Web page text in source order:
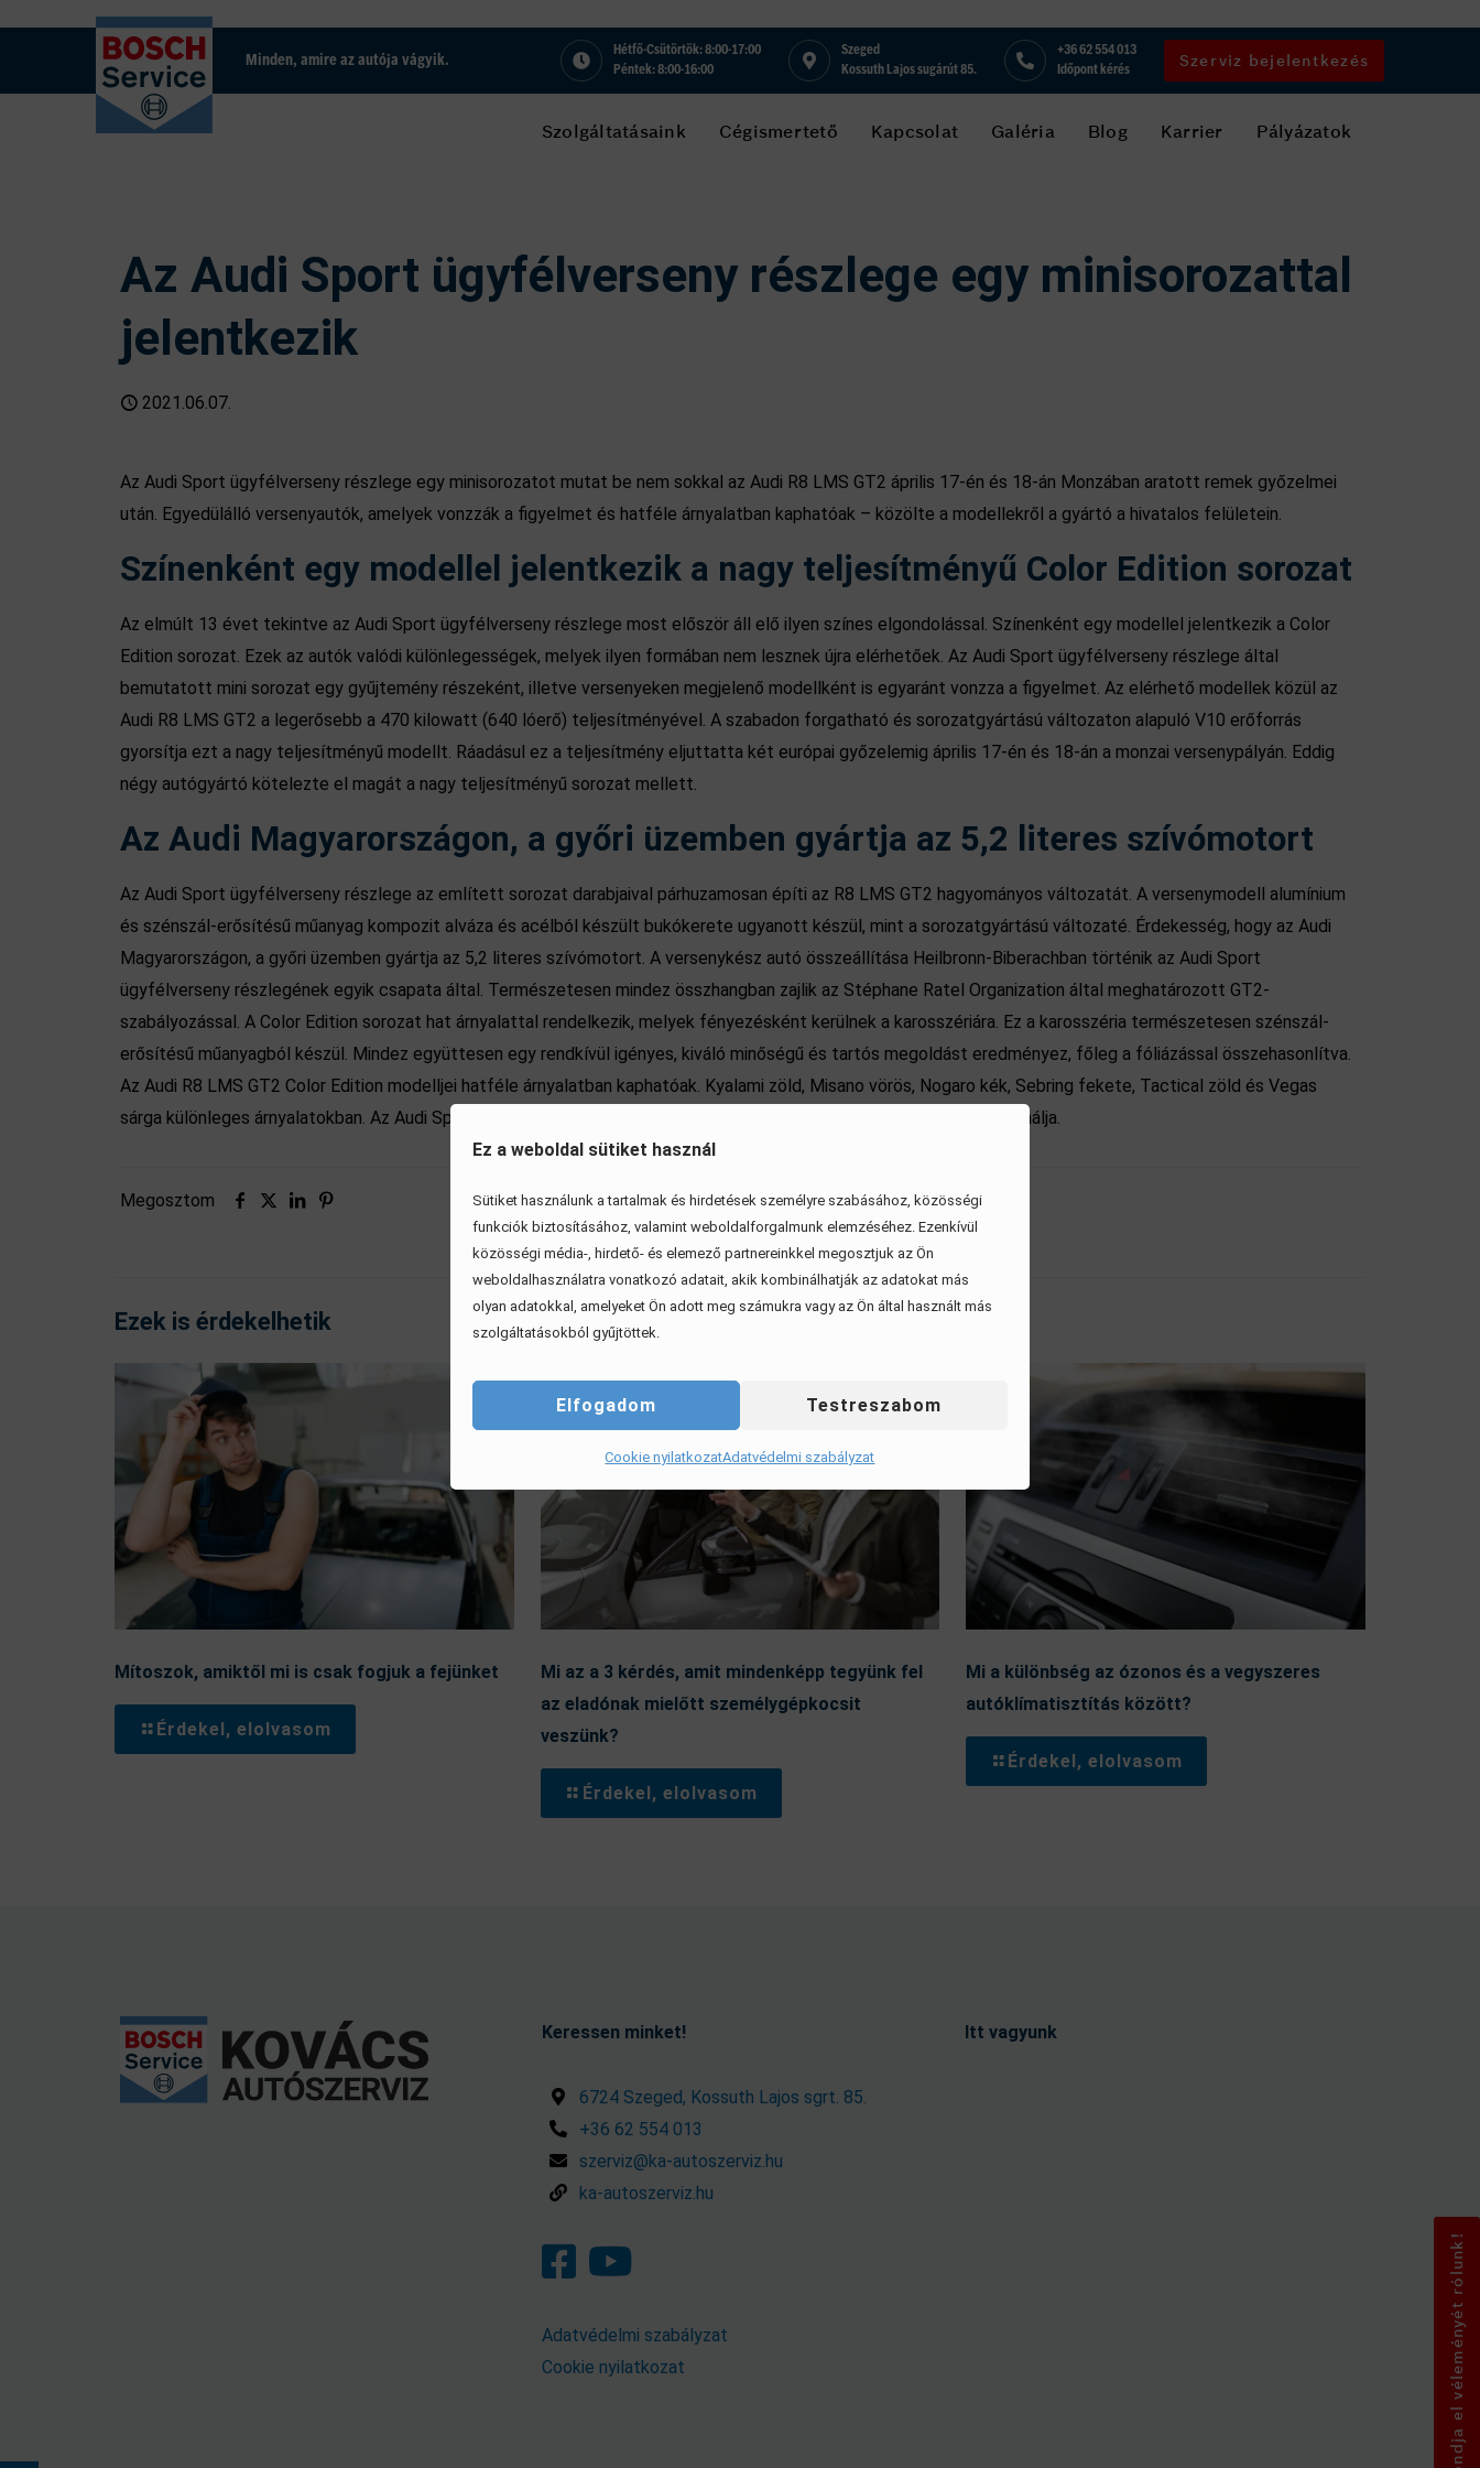
Ez a weboldal sütiket használ
Sütiket használunk a tartalmak és hirdetések személyre szabásához, közösségi
funkciók biztosításához, valamint weboldalforgalmunk elemzéséhez. Ezenkívül
közösségi média-, hirdető- és elemező partnereinkkel megosztjuk az Ön
weboldalhasználatra vonatkozó adatait, akik kombinálhatják az adatokat más
olyan adatokkal, amelyeket Ön adott meg számukra vagy az Ön által használt más
szolgáltatásokból gyűjtöttek.
Elfogadom Testreszabom
Cookie nyilatkozatAdatvédelmi szabályzat
Minden, amire az autója vágyik.
Hétfő-Csütörtök: 8:00-17:00
Péntek: 8:00-16:00
Szeged
Kossuth Lajos sugárút 85.
+36 62 554 013
Időpont kérés
Szerviz bejelentkezés
Szolgáltatásaink Cégismertető Kapcsolat Galéria Blog Karrier Pályázatok
Az Audi Sport ügyfélverseny részlege egy minisorozattal
jelentkezik
2021.06.07.
Az Audi Sport ügyfélverseny részlege egy minisorozatot mutat be nem sokkal az Audi R8 LMS GT2 április 17-én és 18-án Monzában aratott remek győzelmei
után. Egyedülálló versenyautók, amelyek vonzzák a figyelmet és hatféle árnyalatban kaphatóak – közölte a modellekről a gyártó a hivatalos felületein.
Színenként egy modellel jelentkezik a nagy teljesítményű Color Edition sorozat
Az elmúlt 13 évet tekintve az Audi Sport ügyfélverseny részlege most először áll elő ilyen színes elgondolással. Színenként egy modellel jelentkezik a Color
Edition sorozat. Ezek az autók valódi különlegességek, melyek ilyen formában nem lesznek újra elérhetőek. Az Audi Sport ügyfélverseny részlege által
bemutatott mini sorozat egy gyűjtemény részeként, illetve versenyeken megjelenő modellként is egyaránt vonzza a figyelmet. Az elérhető modellek közül az
Audi R8 LMS GT2 a legerősebb a 470 kilowatt (640 lóerő) teljesítményével. A szabadon forgatható és sorozatgyártású változaton alapuló V10 erőforrás
gyorsítja ezt a nagy teljesítményű modellt. Ráadásul ez a teljesítmény eljuttatta két európai győzelemig április 17-én és 18-án a monzai versenypályán. Eddig
négy autógyártó kötelezte el magát a nagy teljesítményű sorozat mellett.
Az Audi Magyarországon, a győri üzemben gyártja az 5,2 literes szívómotort
Az Audi Sport ügyfélverseny részlege az említett sorozat darabjaival párhuzamosan építi az R8 LMS GT2 hagyományos változatát. A versenymodell alumínium
és szénszál-erősítésű műanyag kompozit alváza és acélból készült bukókerete ugyanott készül, mint a sorozatgyártású változaté. Érdekesség, hogy az Audi
Magyarországon, a győri üzemben gyártja az 5,2 literes szívómotort. A versenykész autó összeállítása Heilbronn-Biberachban történik az Audi Sport
ügyfélverseny részlegének egyik csapata által. Természetesen mindez összhangban zajlik az Stéphane Ratel Organization által meghatározott GT2-
szabályozással. A Color Edition sorozat hat árnyalattal rendelkezik, melyek fényezésként kerülnek a karosszériára. Ez a karosszéria természetesen szénszál-
erősítésű műanyagból készül. Mindez együttesen egy rendkívül igényes, kiváló minőségű és tartós megoldást eredményez, főleg a fóliázással összehasonlítva.
Az Audi R8 LMS GT2 Color Edition modelljei hatféle árnyalatban kaphatóak. Kyalami zöld, Misano vörös, Nogaro kék, Sebring fekete, Tactical zöld és Vegas
sárga különleges árnyalatokban. Az Audi Sport ügyfélverseny részlege az említett modelleket 349 ezer eurós áron kínálja.
Megosztom
Ezek is érdekelhetik
Mítoszok, amiktől mi is csak fogjuk a fejünket
Érdekel, elolvasom
Mi az a 3 kérdés, amit mindenképp tegyünk fel
az eladónak mielőtt személygépkocsit
veszünk?
Érdekel, elolvasom
Mi a különbség az ózonos és a vegyszeres
autóklímatisztítás között?
Érdekel, elolvasom
Keressen minket!
6724 Szeged, Kossuth Lajos sgrt. 85.
+36 62 554 013
szerviz@ka-autoszerviz.hu
ka-autoszerviz.hu
Adatvédelmi szabályzat
Cookie nyilatkozat
Itt vagyunk
Mondja el véleményét rólunk!